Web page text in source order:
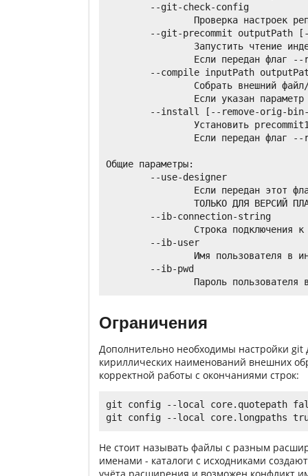
        --git-check-config
Проверка настроек
--git-precommit outputPath
Запустить чтение
Если передан флаг
--compile inputPath
Собрать внешний
Если указан
--install [--remove-orig-
Установить
Если передан флаг
Общие параметры:
        --use-designer
Если передан этот
ТОЛЬКО ДЛЯ ВЕРСИЙ
        --ib-connection-string
Строка подключения
        --ib-user
Имя пользователя в
        --ib-pwd
Ограничения
Дополнительно необходимы настройки git
кириллических наименований внешних
корректной работы с окончаниями строк:
git config --local core.quotepath
Не стоит называть файлы с разным
именами - каталоги с исходниками